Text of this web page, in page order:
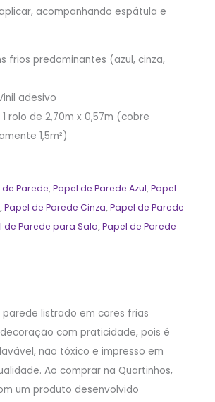
acompanhando espátula e
frios predominantes (azul, cinza,
adesivo
1 rolo de 2,70m x 0,57m (cobre
1,5m²)
de Parede,Papel de Parede Azul,Papel
,Papel de Parede Cinza,Papel de Parede
de Parede para Sala,Papel de Parede
parede listrado em cores frias
com praticidade, pois é
não tóxico e impresso em
Ao comprar na Quartinhos,
um produto desenvolvido